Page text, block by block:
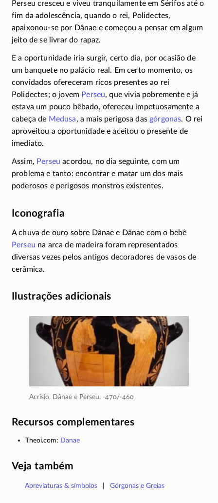
Perseu cresceu e viveu tranquilamente em Sérifos até o
fim da adolescência, quando o rei, Polidectes,
apaixonou-sepor Dânae e começou a pensar em algum
jeito de se livrar do rapaz.
E a oportunidade iria surgir, certo dia, por ocasião de
um banquete no palácio real. Em certo momento, os
convidados ofereceram ricos presentes ao rei
Polidectes; o jovem Perseu, que vivia pobremente e já
estava um pouco bêbado, ofereceu impetuosamente a
cabeça de Medusa, a mais perigosa das górgonas. O rei
aproveitou a oportunidade e aceitou o presente de
imediato.
Assim, Perseu acordou, no dia seguinte, com um
problema e tanto: encontrar e matar um dos mais
poderosos e perigosos monstros existentes.
Iconografia
A chuva de ouro sobre Dânae e Dânae com o bebê
Perseu na arca de madeira foram representados
diversas vezes pelos antigos decoradores de vasos de
cerâmica.
Ilustrações adicionais
Acrísio, Dânae e Perseu, -470/-460
Recursos complementares
Theoi.com: Danae
Veja também
Abreviaturas & símbolos Górgonas e Greias